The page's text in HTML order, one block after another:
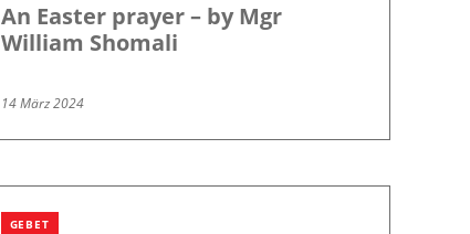
An Easter prayer – by Mgr
William Shomali
14 März 2024
GEBET